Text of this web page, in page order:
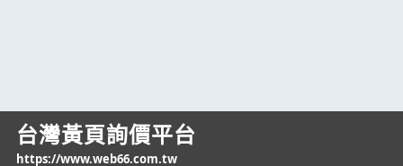
台灣黃頁詢價平台
https://www.web66.com.tw